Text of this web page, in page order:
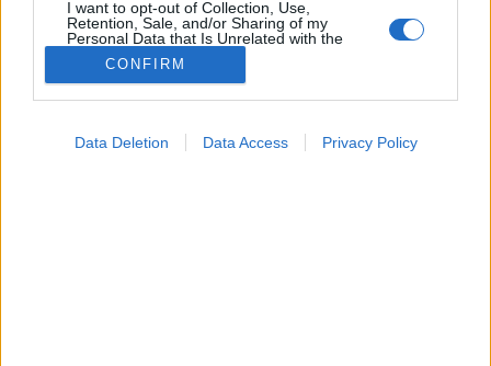
I want to opt-out of Collection, Use,
Retention, Sale, and/or Sharing of my
Personal Data that Is Unrelated with the
Purposes for which it was collected.
Opted Out
CONFIRM
Data Deletion Data Access Privacy Policy